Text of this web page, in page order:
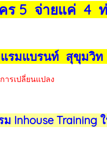
ร 5 จ่ายแค่ 4 ท่
แรมแบรนท์ สุขุมวิท
ารเปลี่ยนแปลง
ม Inhouse Training